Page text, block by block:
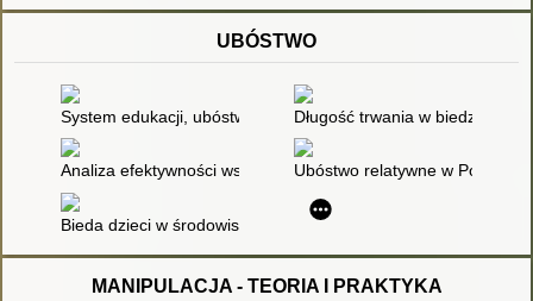
UBÓSTWO
System edukacji, ubóstwo, wykluczenie społeczne
Długość trwania w biedzie a
Analiza efektywności współdziałania państwa i organizacji
Ubóstwo relatywne w Polsce w
Bieda dzieci w środowisku wielkomiejskim (na przykładzie
MANIPULACJA - TEORIA I PRAKTYKA